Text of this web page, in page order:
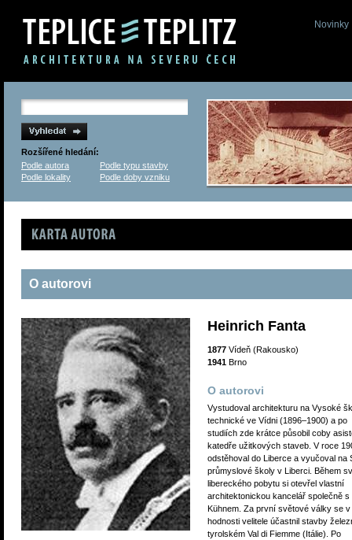
Novinky
Rozšířené hledání:
Podle autora
Podle typu stavby
Podle lokality
Podle doby vzniku
Karta autora
O autorovi
Heinrich Fanta
1877 Vídeň (Rakousko)
1941 Brno
O autorovi
Vystudoval architekturu na Vysoké
technické ve Vídni (1896–1900) a po
studiích zde krátce působil coby
katedře užitkových staveb. V roce
odstěhoval do Liberce a vyučoval na
průmyslové školy v Liberci. Během
libereckého pobytu si otevřel vlastní
architektonickou kancelář společně s
Kühnem. Za první světové války se v
hodnosti velitele účastnil stavby
tyrolském Val di Fiemme (Itálie). Po